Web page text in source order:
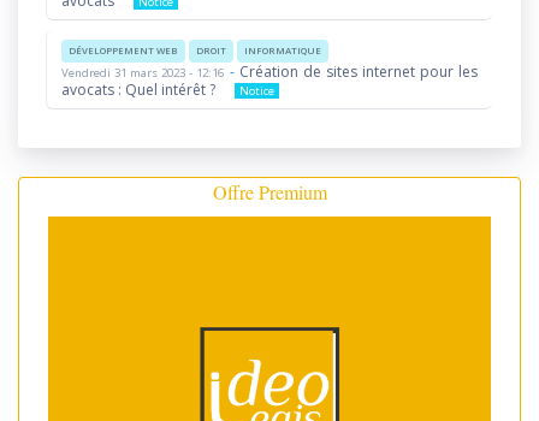
DÉVELOPPEMENT WEB DROIT INFORMATIQUE
Vendredi 31 mars 2023 - 12:16 - Création de sites internet pour les
avocats : Quel intérêt ?
Notice
Offre Premium